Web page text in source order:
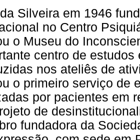
Silveira em 1946
no Centro
o Museu do
centro de
nos ateliês de
o primeiro serviço de
por pacientes em
de
fundadora da